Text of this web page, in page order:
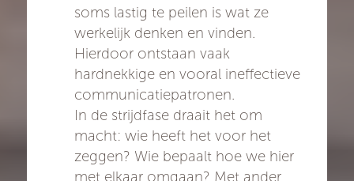
soms lastig te peilen is wat ze
werkelijk denken en vinden.
Hierdoor ontstaan vaak
hardnekkige en vooral ineffectieve
communicatiepatronen.
In de strijdfase draait het om
macht: wie heeft het voor het
zeggen? Wie bepaalt hoe we hier
met elkaar omgaan? Met ander